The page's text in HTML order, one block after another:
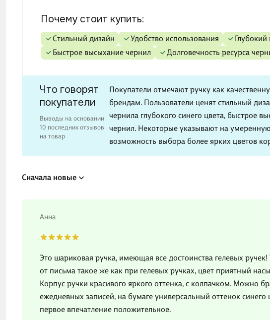
Почему стоит купить:
стильный дизайн удобство использования
быстрое высыхание чернил
долговечность ресурса
Что говорят
покупатели
Выводы на основании
10 последних отзывов
на товар
Покупатели отмечают ручку как
брендам. Пользователи ценят стильный
чернила глубокого синего цвета, быстрое
чернил. Некоторые указывают на
возможность выбора более ярких цветов
Сначала новые
Анна
Это шариковая ручка, имеющая все достоинства гелевых
от письма такое же как при гелевых ручках, цвет приятный
Корпус ручки красивого яркого оттенка, с колпачком. Можно
ежедневных записей, на бумаге универсальный оттенок синего
первое впечатление положительное.